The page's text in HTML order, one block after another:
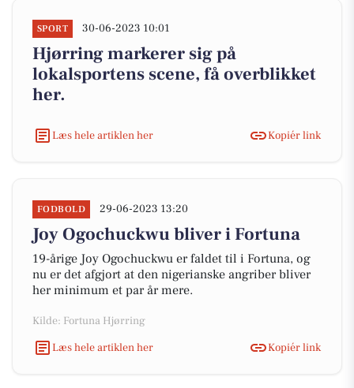
SPORT 30-06-2023 10:01
Hjørring markerer sig på
lokalsportens scene, få overblikket
her.
Læs hele artiklen her Kopiér link
FODBOLD 29-06-2023 13:20
Joy Ogochuckwu bliver i Fortuna
19-årige Joy Ogochuckwu er faldet til i Fortuna, og
nu er det afgjort at den nigerianske angriber bliver
her minimum et par år mere.
Kilde: Fortuna Hjørring
Læs hele artiklen her
Kopiér link